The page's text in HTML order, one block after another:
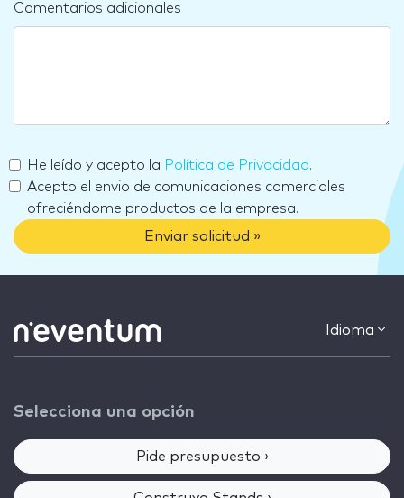
Comentarios adicionales
He leído y acepto la Política de Privacidad.
Acepto el envio de comunicaciones comerciales
ofreciéndome productos de la empresa.
Enviar solicitud »
Idioma
Selecciona una opción
Pide presupuesto ›